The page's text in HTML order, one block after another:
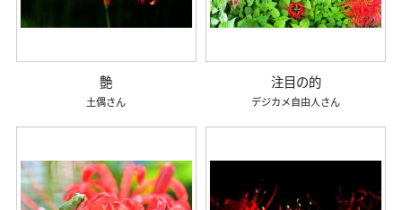
艶
土偶
注目の的
デジカメ自由人